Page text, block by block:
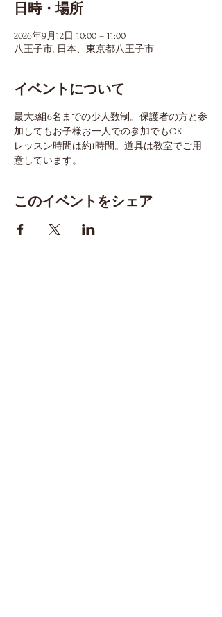
日時・場所
2026年9月12日 10:00 – 11:00
八王子市, 日本、東京都八王子市
イベントについて
最大3組6名までの少人数制。保護者の方と参
加してもお子様お一人での参加でもOK
レッスン時間は約1時間。道具は教室でご用
意しています。
このイベントをシェア